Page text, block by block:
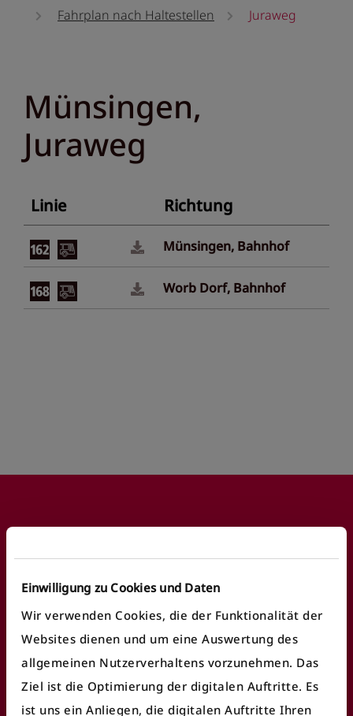
Einwilligung zu Cookies und Daten
Wir verwenden Cookies, die der Funktionalität der
Websites dienen und um eine Auswertung des
allgemeinen Nutzerverhaltens vorzunehmen. Das
Ziel ist die Optimierung der digitalen Auftritte. Es
ist uns ein Anliegen, die digitalen Auftritte Ihren
Fahrplan nach Haltestellen
Juraweg
Münsingen,
Juraweg
Linie Richtung
Münsingen, Bahnhof
Worb Dorf, Bahnhof
Footer
Häufige Anliegen
Fundbüro finden
Fahrausweiskontrolle
Ticket/Abo kaufen